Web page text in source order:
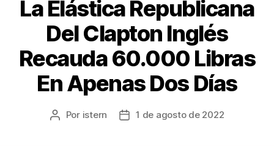
La Elástica Republicana
Del Clapton Inglés
Recauda 60.000 Libras
En Apenas Dos Días
Autor
Por istern
Fecha1 de agosto de 2022